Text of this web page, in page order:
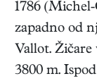
1786
zapadno od
Vallot.
3800 m.